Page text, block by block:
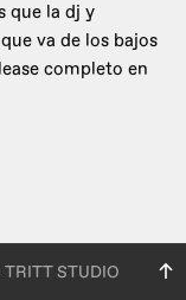
que la dj y
va de los bajos
completo en
TRITT STUDIO